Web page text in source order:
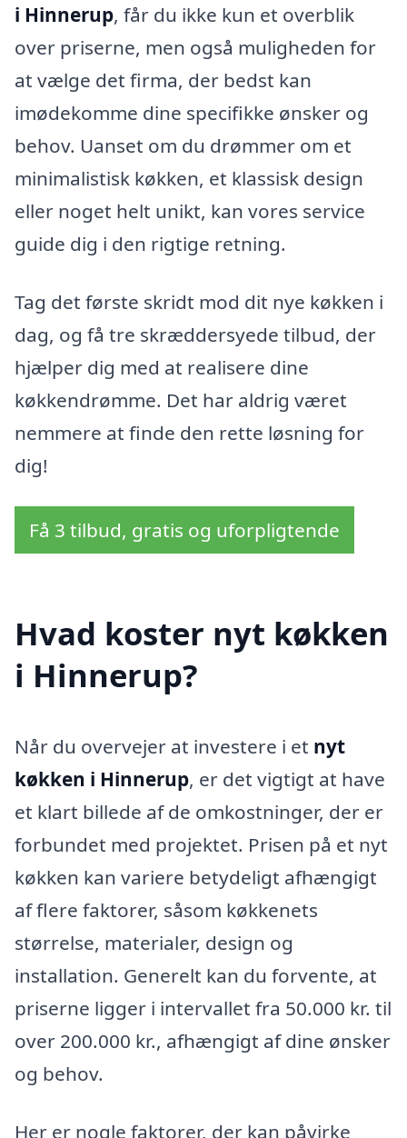
i Hinnerup, får du ikke kun et overblik
over priserne, men også muligheden for
at vælge det firma, der bedst kan
imødekomme dine specifikke ønsker og
behov. Uanset om du drømmer om et
minimalistisk køkken, et klassisk design
eller noget helt unikt, kan vores service
guide dig i den rigtige retning.
Tag det første skridt mod dit nye køkken i
dag, og få tre skræddersyede tilbud, der
hjælper dig med at realisere dine
køkkendrømme. Det har aldrig været
nemmere at finde den rette løsning for
dig!
Få 3 tilbud, gratis og uforpligtende
Hvad koster nyt køkken
i Hinnerup?
Når du overvejer at investere i et nyt
køkken i Hinnerup, er det vigtigt at have
et klart billede af de omkostninger, der er
forbundet med projektet. Prisen på et nyt
køkken kan variere betydeligt afhængigt
af flere faktorer, såsom køkkenets
størrelse, materialer, design og
installation. Generelt kan du forvente, at
priserne ligger i intervallet fra 50.000 kr. til
over 200.000 kr., afhængigt af dine ønsker
og behov.
Her er nogle faktorer, der kan påvirke